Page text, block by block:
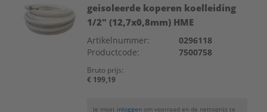
geisoleerde koperen koelleiding
1/2" (12,7x0,8mm) HME
Artikelnummer:
0296118
Productcode:
7500758
Bruto prijs:
€ 199,19
Je moet inloggen om voorraad en de nettoprijs te